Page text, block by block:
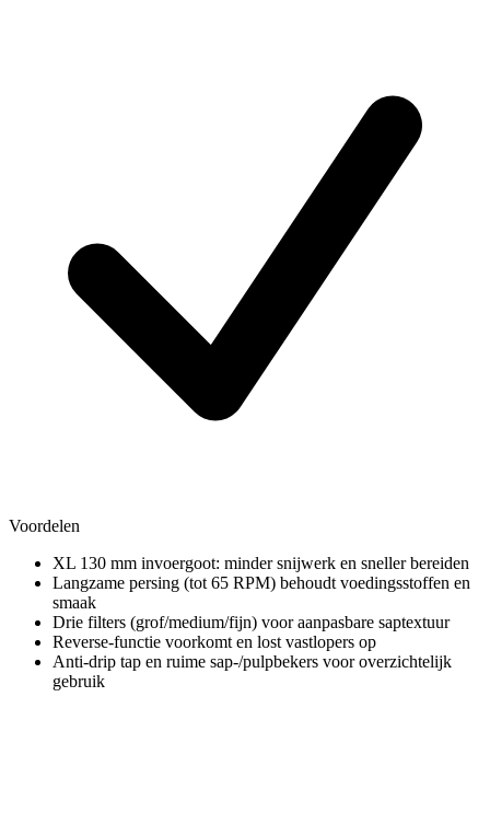
Voordelen
XL 130 mm invoergoot: minder snijwerk en sneller bereiden
Langzame persing (tot 65 RPM) behoudt voedingsstoffen en
smaak
Drie filters (grof/medium/fijn) voor aanpasbare saptextuur
Reverse-functie voorkomt en lost vastlopers op
Anti-drip tap en ruime sap-/pulpbekers voor overzichtelijk
gebruik